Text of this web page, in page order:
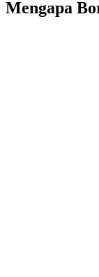
Mengapa